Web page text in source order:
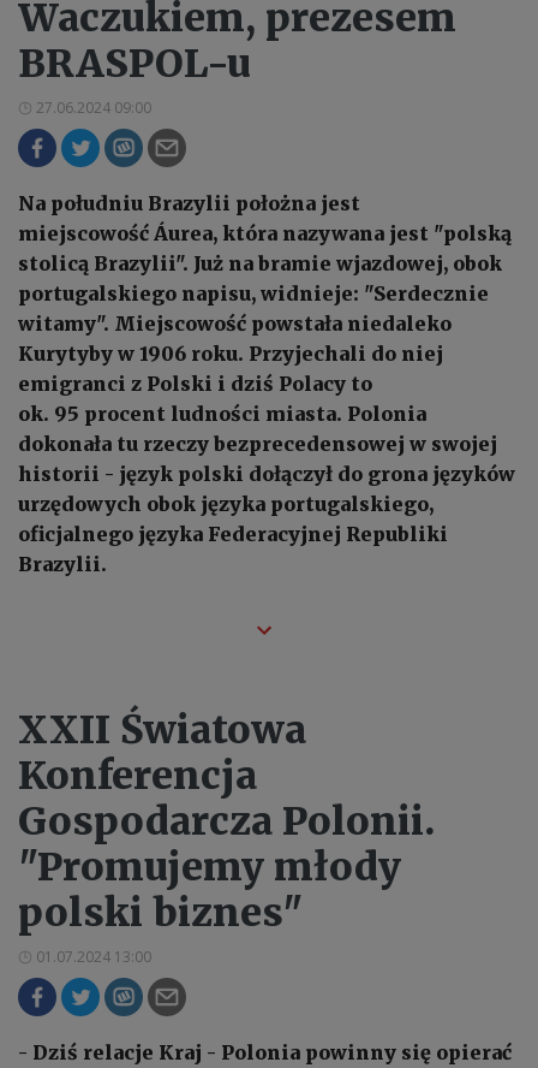
Waczukiem, prezesem
BRASPOL-u
27.06.2024 09:00
Na południu Brazylii położna jest
miejscowość Áurea, która nazywana jest "polską
stolicą Brazylii". Już na bramie wjazdowej, obok
portugalskiego napisu, widnieje: "Serdecznie
witamy". Miejscowość powstała niedaleko
Kurytyby w 1906 roku. Przyjechali do niej
emigranci z Polski i dziś Polacy to
ok. 95 procent ludności miasta. Polonia
dokonała tu rzeczy bezprecedensowej w swojej
historii - język polski dołączył do grona języków
urzędowych obok języka portugalskiego,
oficjalnego języka Federacyjnej Republiki
Brazylii.
XXII Światowa
Konferencja
Gospodarcza Polonii.
"Promujemy młody
polski biznes"
01.07.2024 13:00
- Dziś relacje Kraj - Polonia powinny się opierać